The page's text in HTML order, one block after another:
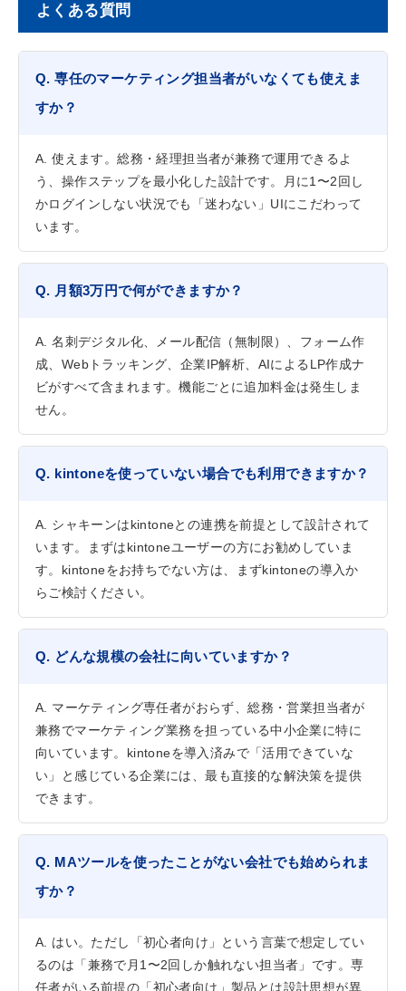
よくある質問
Q. 専任のマーケティング担当者がいなくても使えま
すか？
A. 使えます。総務・経理担当者が兼務で運用できるよ
う、操作ステップを最小化した設計です。月に1〜2回し
かログインしない状況でも「迷わない」UIにこだわって
います。
Q. 月額3万円で何ができますか？
A. 名刺デジタル化、メール配信（無制限）、フォーム作
成、Webトラッキング、企業IP解析、AIによるLP作成ナ
ビがすべて含まれます。機能ごとに追加料金は発生しま
せん。
Q. kintoneを使っていない場合でも利用できますか？
A. シャキーンはkintoneとの連携を前提として設計されて
います。まずはkintoneユーザーの方にお勧めしていま
す。kintoneをお持ちでない方は、まずkintoneの導入か
らご検討ください。
Q. どんな規模の会社に向いていますか？
A. マーケティング専任者がおらず、総務・営業担当者が
兼務でマーケティング業務を担っている中小企業に特に
向いています。kintoneを導入済みで「活用できていな
い」と感じている企業には、最も直接的な解決策を提供
できます。
Q. MAツールを使ったことがない会社でも始められま
すか？
A. はい。ただし「初心者向け」という言葉で想定してい
るのは「兼務で月1〜2回しか触れない担当者」です。専
任者がいる前提の「初心者向け」製品とは設計思想が異